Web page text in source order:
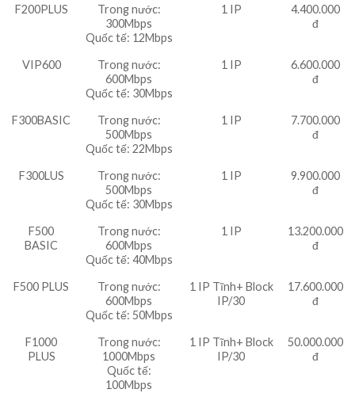
F200PLUS
Trong nước:
300Mbps
Quốc tế: 12Mbps
1 IP
4.400.000
đ
VIP600
Trong nước:
600Mbps
Quốc tế: 30Mbps
1 IP
6.600.000
đ
F300BASIC
Trong nước:
500Mbps
Quốc tế: 22Mbps
1 IP
7.700.000
đ
F300LUS
Trong nước:
500Mbps
Quốc tế: 30Mbps
1 IP
9.900.000
đ
F500
BASIC
Trong nước:
600Mbps
Quốc tế: 40Mbps
1 IP
13.200.000
đ
F500 PLUS
Trong nước:
600Mbps
Quốc tế: 50Mbps
1 IP Tĩnh+ Block
IP/30
17.600.000
đ
F1000
PLUS
Trong nước:
1000Mbps
Quốc tế:
100Mbps
1 IP Tĩnh+ Block
IP/30
50.000.000
đ